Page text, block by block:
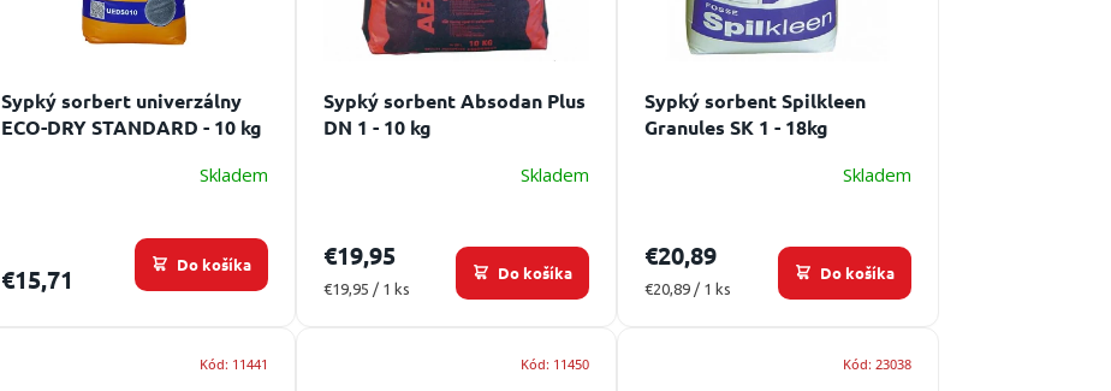
Sypký sorbert univerzálny
ECO-DRY STANDARD - 10 kg
Skladem
€15,71 Do košíka
Sypký sorbent Absodan Plus
DN 1 - 10 kg
Skladem
€19,95
Jednotková
€19,95 / 1 ks
Do košíka
Sypký sorbent Spilkleen
Granules SK 1 - 18kg
Skladem
€20,89
Jednotková
€20,89 / 1 ks
Do košíka
Kód: 11441 Kód: 11450 Kód: 23038